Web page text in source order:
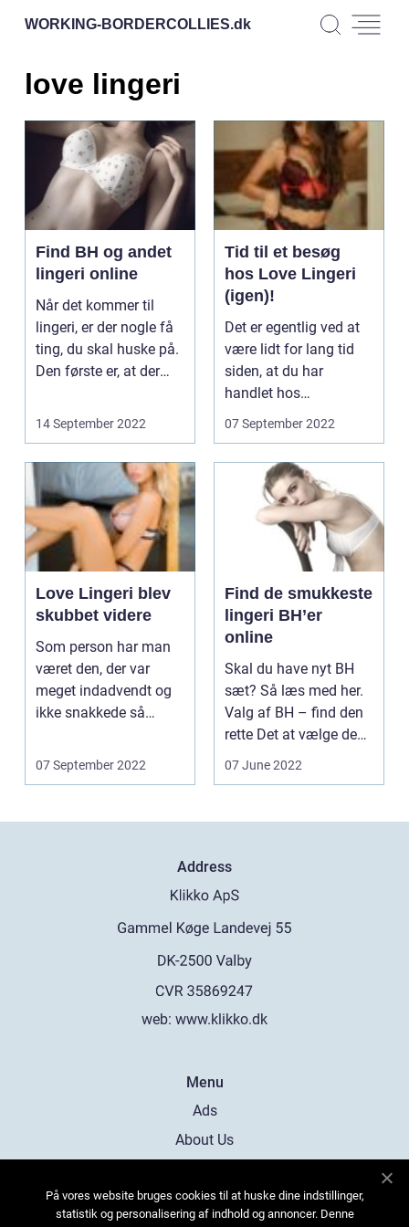
WORKING-BORDERCOLLIES.dk
love lingeri
Find BH og andet
lingeri online
Når det kommer til
lingeri, er der nogle få
ting, du skal huske på.
Den første er, at der
14 September 2022
Tid til et besøg
hos Love Lingeri
(igen)!
Det er egentlig ved at
være lidt for lang tid
siden, at du har
handlet hos
https://www.love-
lingeri....
07 September 2022
Love Lingeri blev
skubbet videre
Som person har man
været den, der var
meget indadvendt og
ikke snakkede så
og se...
07 September 2022
Find de smukkeste
lingeri BH’er
online
Skal du have nyt BH
sæt? Så læs med her.
Valg af BH – find den
rette Det at vælge de
rigtige truss...
07 June 2022
Address
web: www.klikko.dk
Menu
Ads
About Us
Contact
På vores website bruges cookies til at huske dine indstillinger,
statistik og personalisering af indhold og annoncer. Denne